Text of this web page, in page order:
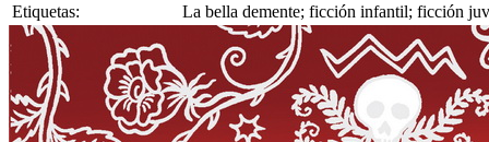
Etiquetas:
La bella demente; ficción infantil; ficción